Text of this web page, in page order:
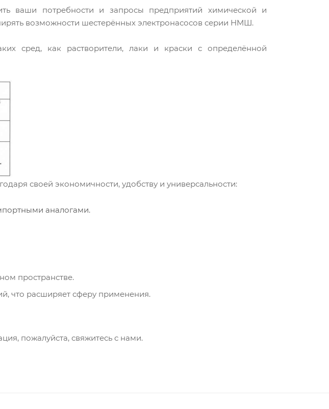
ваши потребности и запросы предприятий химической и
возможности шестерённых электронасосов серии HMШ.
сред, как растворители, лаки и краски с определённой
своей экономичности, удобству и универсальности:
аналогами.
пространстве.
что расширяет сферу применения.
пожалуйста, свяжитесь с нами.